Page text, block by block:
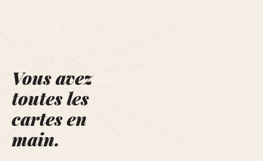
Vous avez
toutes les
cartes en
main.